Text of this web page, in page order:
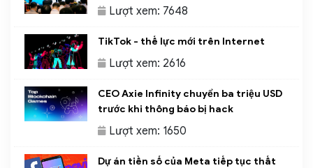
Lượt xem: 7648
TikTok - thế lực mới trên Internet
Lượt xem: 2616
CEO Axie Infinity chuyển ba triệu USD
trước khi thông báo bị hack
Lượt xem: 1650
Dự án tiền số của Meta tiếp tục thất